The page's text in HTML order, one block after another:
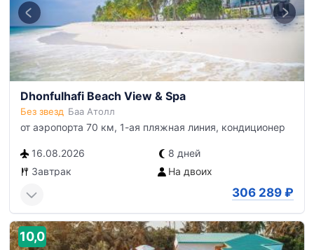
Dhonfulhafi Beach View & Spa
Без звезд Баа Атолл
от аэропорта 70 км, 1-ая пляжная линия, кондиционер
16.08.2026
8 дней
Завтрак
На двоих
306 289 ₽
10,0